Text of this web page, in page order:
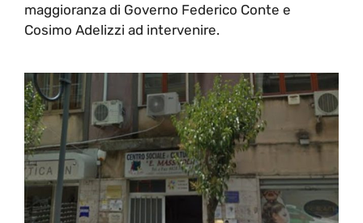
maggioranza di Governo Federico Conte e
Cosimo Adelizzi ad intervenire.